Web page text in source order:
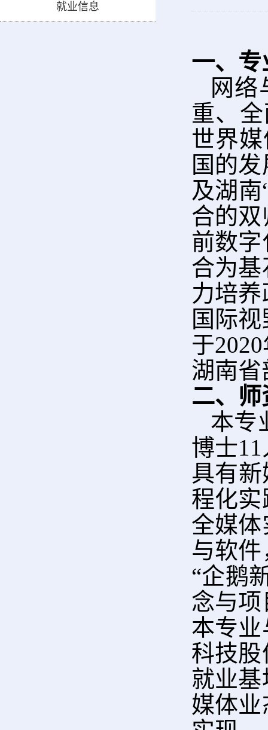
就业信息
一、
网络
重、
世界
国的
及湖
合的
前数
合为
力培
国际
于
湖南
二、
本专
博士
具有
程化
全媒
与软
“企鹅
念与
本专
科技
就业
媒体